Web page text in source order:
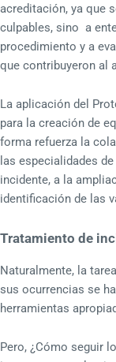
acreditación, ya que
culpables, sino a
procedimiento y a
que contribuyeron al
La aplicación del
para la creación de
forma refuerza la
las especialidades
incidente, a la
identificación de las
Tratamiento de
Naturalmente, la
sus ocurrencias se
herramientas
Pero, ¿Cómo seguir